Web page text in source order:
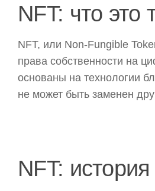
NFT: что это
NFT, или Non-Fungible
права собственности на
основаны на технологии
не может быть заменен
NFT: